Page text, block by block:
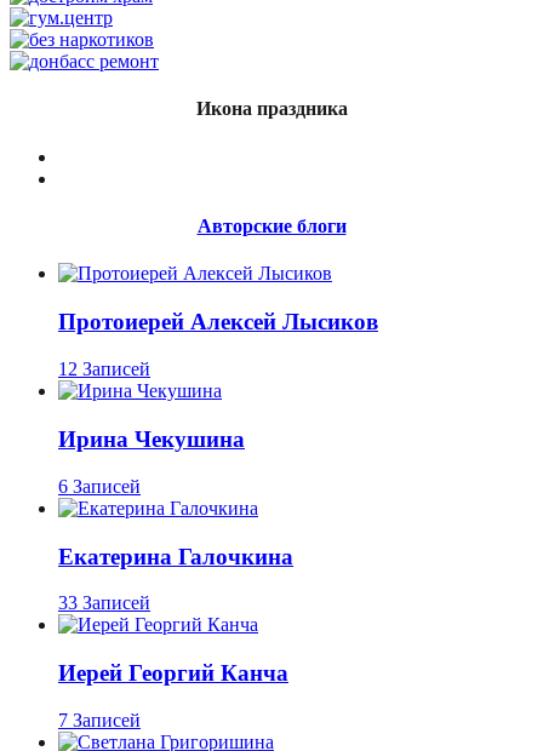
Икона праздника
Авторские блоги
Протоиерей Алексей Лысиков
12 Записей
Ирина Чекушина
6 Записей
Екатерина Галочкина
33 Записей
Иерей Георгий Канча
7 Записей